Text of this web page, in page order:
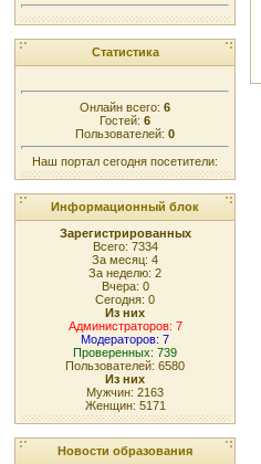
Статистика
Онлайн всего: 6
Гостей: 6
Пользователей: 0
Наш портал сегодня посетители:
Информационный блок
Зарегистрированных
Всего: 7334
За месяц: 4
За неделю: 2
Вчера: 0
Сегодня: 0
Из них
Администраторов: 7
Модераторов: 7
Проверенных: 739
Пользователей: 6580
Из них
Мужчин: 2163
Женщин: 5171
Новости образования